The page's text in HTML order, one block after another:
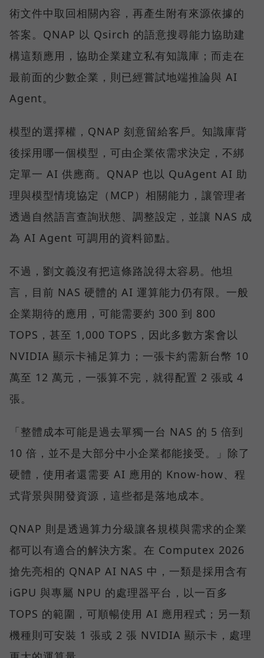
術文件中取回相關內容，再產生附有來源依據的
答案。QNAP 以 Qsirch 的語意搜尋能力協助建
構這類應用，協助企業建立私有知識庫；而走在
最前面的少數企業，則已經嘗試地端推論與 AI
Agent。
模型的選擇權，QNAP 刻意留給客戶。知識庫背
後採用哪一個模型，可由企業依需求決定，不綁
定單一 AI 供應商。QNAP 也以 QuAgent AI 助
理與模型情境協定（MCP）相關能力，讓管理者
透過自然語言查詢狀態、調整設定，並讓 NAS 成
為 AI Agent 可調用的資料節點。
不過，劉文義沒有把這條路說得太容易。他坦
言，目前 NAS 硬體的 AI 運算能力仍有限。一般
企業期待的應用，可能需要約 300 到 800
TOPS，甚至 1,000 TOPS，因此多數方案會以
NVIDIA 顯示卡補足算力；一張卡約需新台幣 10
萬至 12 萬元，一張算不完，就得配置 2 張或 4
張。
「整體成本可能是過去單獨一台 NAS 的 5 倍到
10 倍，並不是大部分中小企業都能接受。」除了
硬體，使用者還需要 AI 應用的 Know-how、程
式背景與開發資源，這些都是落地成本。
QNAP 則是透過算力分級讓各規模與需求的企業
都可以有適合的解決方案。在 Computex 2026
搶先亮相的 QNAP AI NAS 中，一類是採用含有
iGPU 與專屬 NPU 的處理器平台，以一百多
TOPS 的範圍，可順暢使用 AI 應用程式；另一類
機種則可安裝 1 張或 2 張 NVIDIA 顯示卡，處理